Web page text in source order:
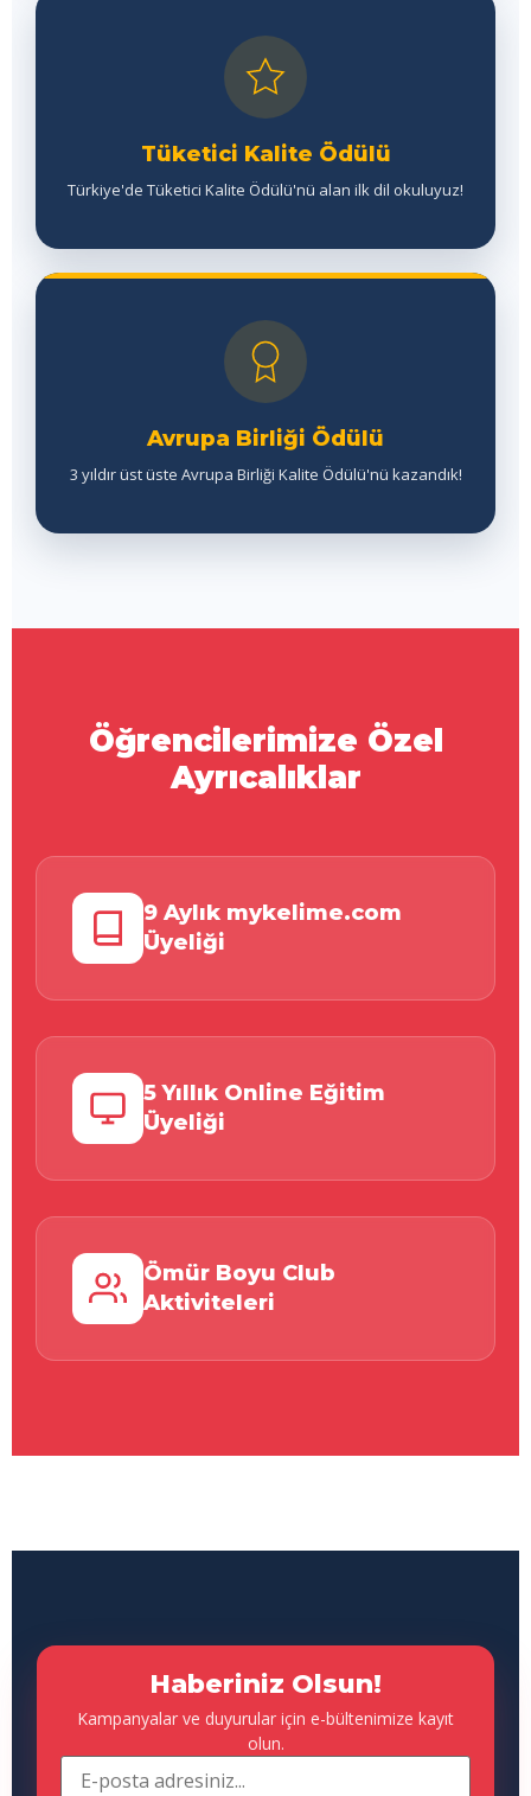
Tüketici Kalite Ödülü
Türkiye'de Tüketici Kalite Ödülü'nü alan ilk dil okuluyuz!
Avrupa Birliği Ödülü
3 yıldır üst üste Avrupa Birliği Kalite Ödülü'nü kazandık!
Öğrencilerimize Özel
Ayrıcalıklar
9 Aylık mykelime.com
Üyeliği
5 Yıllık Online Eğitim
Üyeliği
Ömür Boyu Club
Aktiviteleri
Haberiniz Olsun!
Kampanyalar ve duyurular için e-bültenimize kayıt
olun.